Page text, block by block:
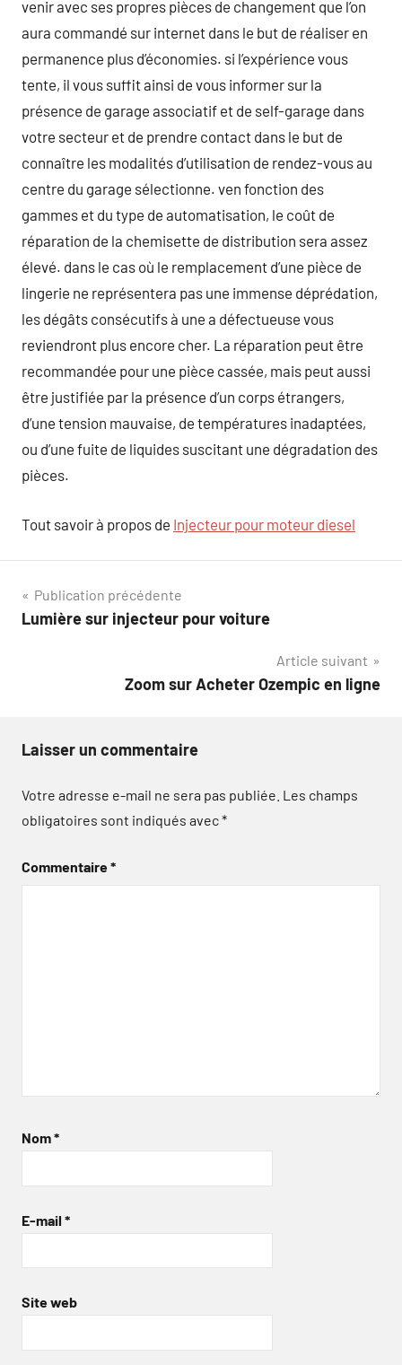
venir avec ses propres pièces de changement que l’on
aura commandé sur internet dans le but de réaliser en
permanence plus d’économies. si l’expérience vous
tente, il vous suffit ainsi de vous informer sur la
présence de garage associatif et de self-garage dans
votre secteur et de prendre contact dans le but de
connaître les modalités d’utilisation de rendez-vous au
centre du garage sélectionne. ven fonction des
gammes et du type de automatisation, le coût de
réparation de la chemisette de distribution sera assez
élevé. dans le cas où le remplacement d’une pièce de
lingerie ne représentera pas une immense déprédation,
les dégâts consécutifs à une a défectueuse vous
reviendront plus encore cher. La réparation peut être
recommandée pour une pièce cassée, mais peut aussi
être justifiée par la présence d’un corps étrangers,
d’une tension mauvaise, de températures inadaptées,
ou d’une fuite de liquides suscitant une dégradation des
pièces.
Tout savoir à propos de Injecteur pour moteur diesel
Navigation
de
Publication précédente
Lumière sur injecteur pour voiture
Article suivant
Zoom sur Acheter Ozempic en ligne
Laisser un commentaire
Votre adresse e-mail ne sera pas publiée. Les champs
obligatoires sont indiqués avec*
Commentaire*
Nom*
E-mail *
Site web